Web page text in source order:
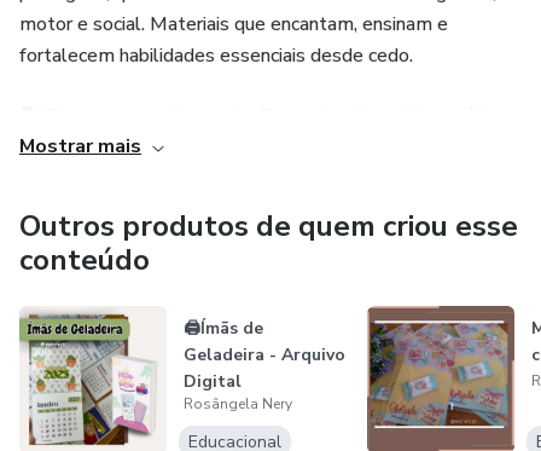
motor e social. Materiais que encantam, ensinam e
fortalecem habilidades essenciais desde cedo.
e inspiradores para quem deseja ter mais organização,
📖 Leituras e Dicas Especiais: Orientações valiosas que vão
desde educação até bem-estar, trazendo sempre
novidades para enriquecer o seu conhecimento.
🎨 Papelaria Personalizada: Artes prontas, formatadas e
exclusivas para imprimir e montar: balinhas personalizadas,
planners criativos, diário do bebê, lembrancinhas e muito
Mostrar mais
Outros produtos de quem criou esse
conteúdo
🖨️Ímãs de
Geladeira - Arquivo
Digital
Rosângela Nery
Educacional